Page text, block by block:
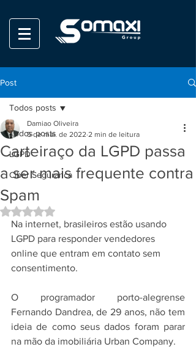
Post
Todos posts
LGPD
Ciber Seguranca
Todos posts
Carteiraço da LGPD passa
a ser mais frequente contra
Spam
Damiao Oliveira
5 de mai. de 2022 2 min de leitura
Avaliado com NaN de 5 estrelas.
Na internet, brasileiros estão usando
LGPD para responder vendedores
online que entram em contato sem
consentimento.
O programador porto-alegrense
Fernando Dandrea, de 29 anos, não tem
ideia de como seus dados foram parar
na mão da imobiliária Urban Company.